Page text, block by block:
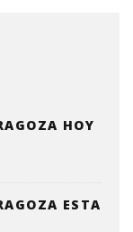
HOY
ESTA